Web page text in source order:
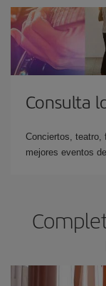
Consulta
Conciertos, teatro,
mejores eventos